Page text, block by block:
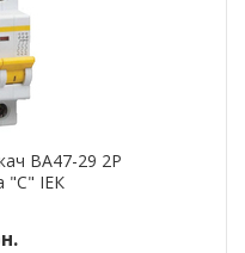
ВА47-29 2Р
"С" ІЕК